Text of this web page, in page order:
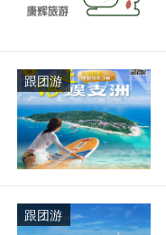
跟团游
跟团游